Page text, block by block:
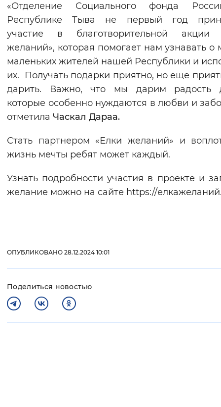
«Отделение Социального фонда
Республике Тыва не первый год
участие в благотворительной акции
желаний», которая помогает нам узнавать о
маленьких жителей нашей Республики и
их. Получать подарки приятно, но еще
дарить. Важно, что мы дарим радость
которые особенно нуждаются в любви и
отметила Часкал Дараа.
Стать партнером «Елки желаний» и
жизнь мечты ребят может каждый.
Узнать подробности участия в проекте и
желание можно на сайте https://
ОПУБЛИКОВАНО 28.12.2024 10:01
Поделиться новостью